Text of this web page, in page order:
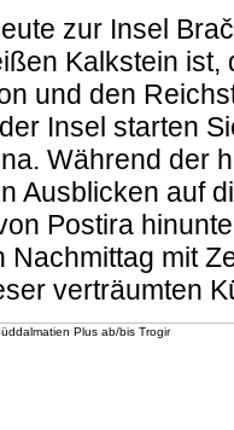
zur Insel
Kalkstein
und den
Insel starten
Während der
Ausblicken auf
Postira
Nachmittag mit
verträumten